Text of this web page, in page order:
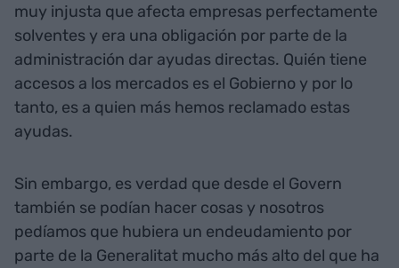
muy injusta que afecta empresas perfectamente
solventes y era una obligación por parte de la
administración dar ayudas directas. Quién tiene
accesos a los mercados es el Gobierno y por lo
tanto, es a quien más hemos reclamado estas
ayudas.
Sin embargo, es verdad que desde el Govern
también se podían hacer cosas y nosotros
pedíamos que hubiera un endeudamiento por
parte de la Generalitat mucho más alto del que ha